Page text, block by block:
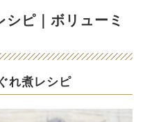
ピ｜ボリューミ
れ煮レシピ